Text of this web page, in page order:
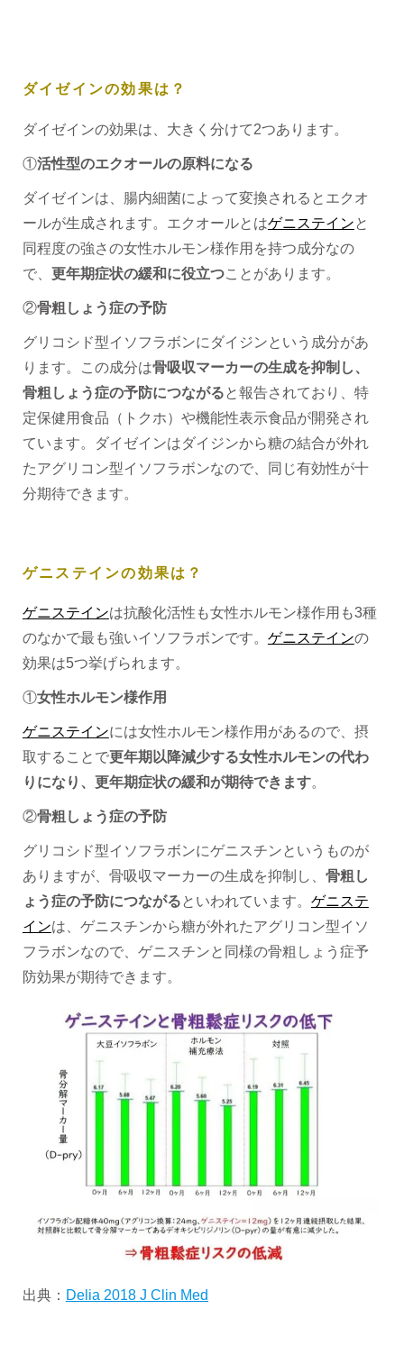
ダイゼインの効果は？
ダイゼインの効果は、大きく分けて2つあります。
①活性型のエクオールの原料になる
ダイゼインは、腸内細菌によって変換されるとエクオ
ールが生成されます。エクオールとはゲニステインと
同程度の強さの女性ホルモン様作用を持つ成分なの
で、 更年期症状の緩和に役立つことがあります。
②骨粗しょう症の予防
グリコシド型イソフラボンにダイジンという成分があ
ります。この成分は骨吸収マーカーの生成を抑制し、
骨粗しょう症の予防につながると報告されており、特
定保健用食品（トクホ）や機能性表示食品が開発され
ています。ダイゼインはダイジンから糖の結合が外れ
たアグリコン型イソフラボンなので、同じ有効性が十
分期待できます。
ゲニステインの効果は？
ゲニステインは抗酸化活性も女性ホルモン様作用も3種
のなかで最も強いイソフラボンです。 ゲニステインの
効果は5つ挙げられます。
①女性ホルモン様作用
ゲニステインには女性ホルモン様作用があるので、摂
取することで更年期以降減少する女性ホルモンの代わ
りになり、更年期症状の緩和が期待できます。
②骨粗しょう症の予防
グリコシド型イソフラボンにゲニスチンというものが
ありますが、骨吸収マーカーの生成を抑制し、 骨粗し
ょう症の予防につながるといわれています。 ゲニステ
インは、ゲニスチンから糖が外れたアグリコン型イソ
フラボンなので、ゲニスチンと同様の骨粗しょう症予
防効果が期待できます。
出典： Delia 2018 J Clin Med